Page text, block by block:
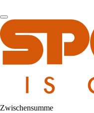
Zwischensumme